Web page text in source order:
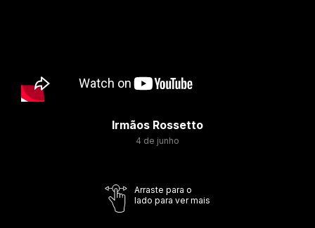
Irmãos Rossetto
4 de junho
Arraste para o
lado para ver mais